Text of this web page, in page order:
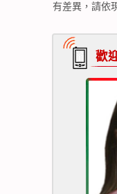
有差異，請依
歡